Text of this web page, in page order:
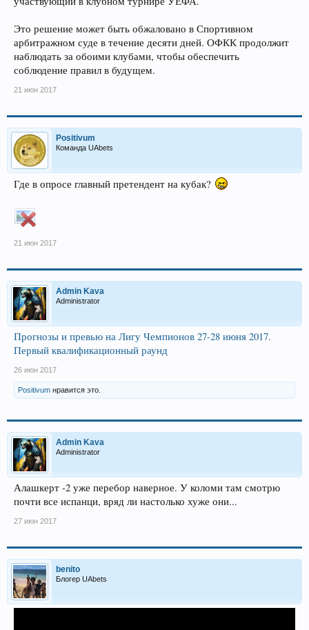
Это решение может быть обжаловано в Спортивном
арбитражном суде в течение десяти дней. ОФКК продолжит
наблюдать за обоими клубами, чтобы обеспечить
соблюдение правил в будущем.
21 июн 2017
Positivum
Команда UAbets
Где в опросе главный претендент на кубак?
21 июн 2017
Admin Kava
Administrator
Прогнозы и превью на Лигу Чемпионов 27-28 июня 2017.
Первый квалификационный раунд
26 июн 2017
Positivum нравится это.
Admin Kava
Administrator
Алашкерт -2 уже перебор наверное. У коломи там смотрю
почти все испанци, вряд ли настолько хуже они...
27 июн 2017
benito
Блогер UAbets